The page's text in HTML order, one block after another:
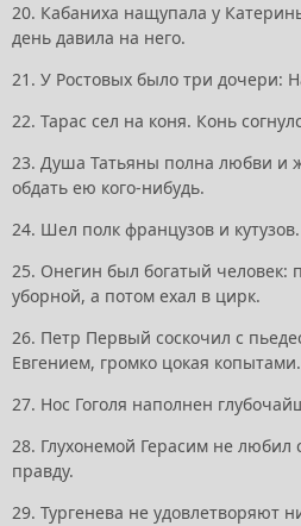
20. Кабаниха нащупала у
день давила на него.
21. У Ростовых было три дочери:
22. Тарас сел на коня. Конь
23. Душа Татьяны полна любви и
обдать ею кого-нибудь.
24. Шел полк французов и кутузов.
25. Онегин был богатый человек:
уборной, а потом ехал в цирк.
26. Петр Первый соскочил с
Евгением, громко цокая копытами.
27. Нос Гоголя наполнен
28. Глухонемой Герасим не любил
правду.
29. Тургенева не удовлетворяют